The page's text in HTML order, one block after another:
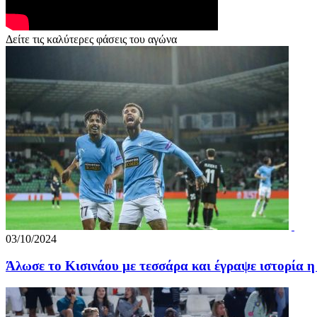
Δείτε τις καλύτερες φάσεις του αγώνα
03/10/2024
Άλωσε το Κισινάου με τεσσάρα και έγραψε ιστορία